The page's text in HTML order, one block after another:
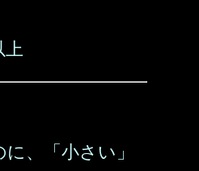
上
、「小さい」